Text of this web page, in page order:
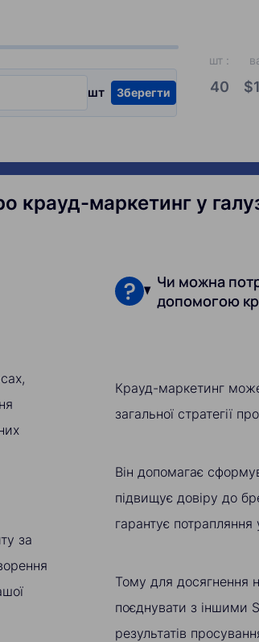
шт Зберегти
шт :
40 $
крауд-маркетинг у
за
Чи можна
допомогою
Крауд-маркетинг
загальної стратегії
Він допомагає
підвищує довіру до
гарантує
Тому для досягнення
поєднувати з іншими
результатів